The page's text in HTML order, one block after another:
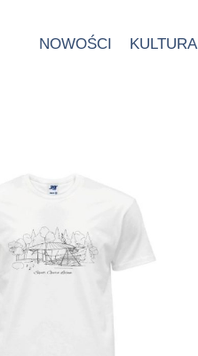
NOWOŚCI KULTURA